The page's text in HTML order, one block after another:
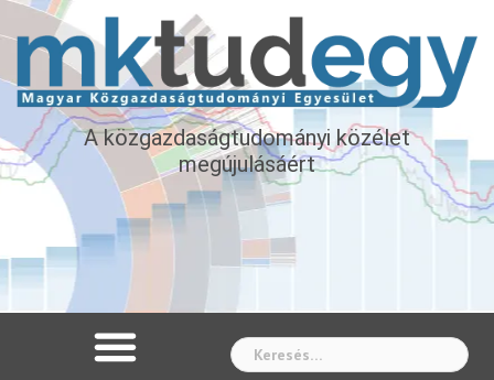
A közgazdaságtudományi közélet
megújulásáért